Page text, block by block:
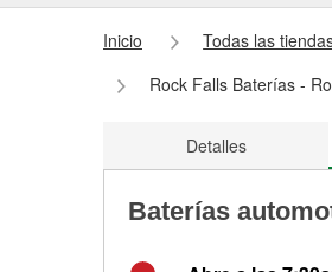
Inicio Todas las
Rock Falls Baterías -
Detalles
Baterías